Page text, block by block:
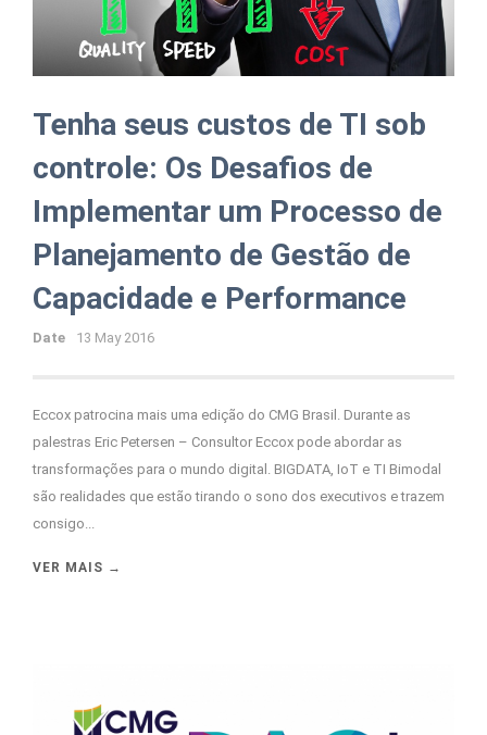
Tenha seus custos de TI sob
controle: Os Desafios de
Implementar um Processo de
Planejamento de Gestão de
Capacidade e Performance
Date 13 May 2016
Eccox patrocina mais uma edição do CMG Brasil. Durante as
palestras Eric Petersen – Consultor Eccox pode abordar as
transformações para o mundo digital. BIGDATA, IoT e TI Bimodal
são realidades que estão tirando o sono dos executivos e trazem
consigo...
VER MAIS →